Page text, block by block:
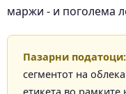
маржи - и поголема
Пазарни податоци:
сегментот на
етикета во рамките